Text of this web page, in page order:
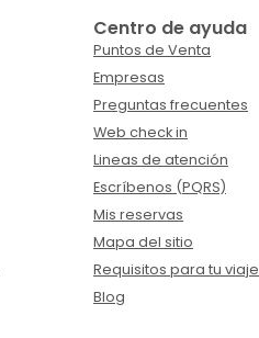
Centro de ayuda
Puntos de Venta
Empresas
Preguntas frecuentes
Web check in
Lineas de atención
Escríbenos (PQRS)
Mis reservas
Mapa del sitio
Requisitos para tu viaje
Blog